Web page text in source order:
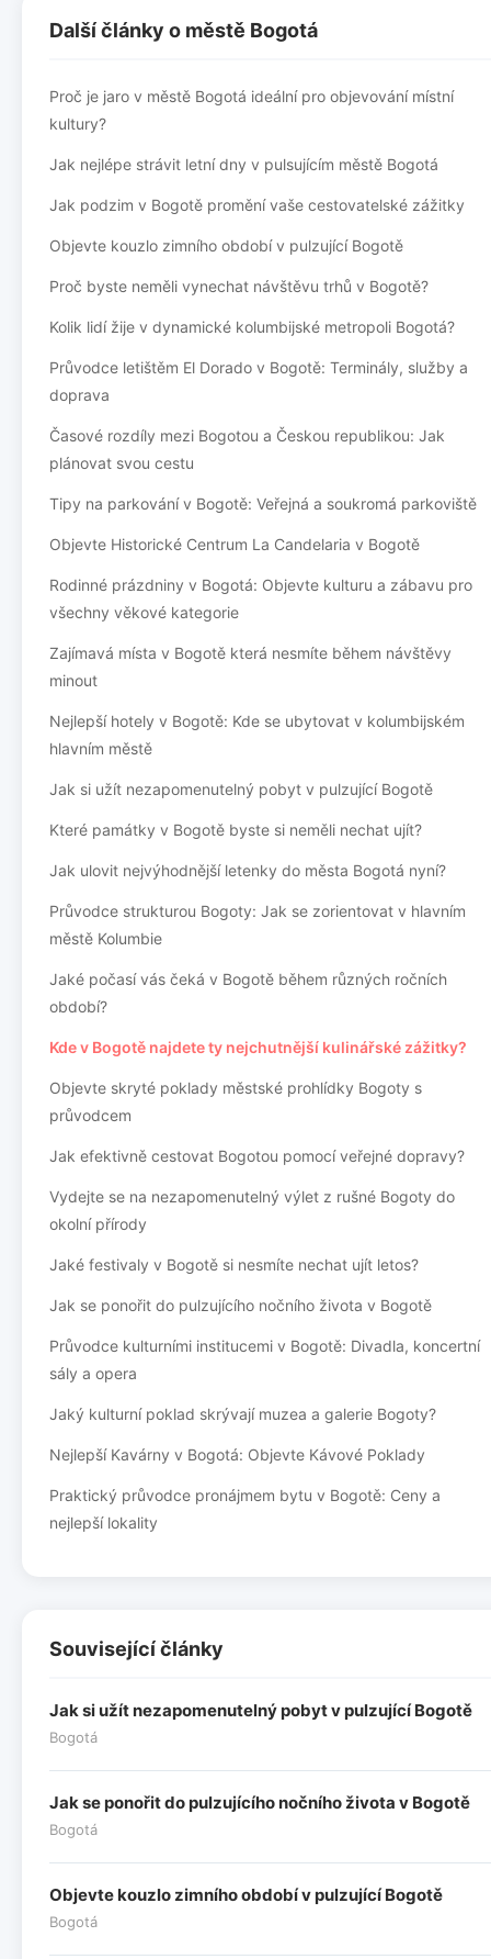
Další články o městě Bogotá
Proč je jaro v městě Bogotá ideální pro objevování místní
kultury?
Jak nejlépe strávit letní dny v pulsujícím městě Bogotá
Jak podzim v Bogotě promění vaše cestovatelské zážitky
Objevte kouzlo zimního období v pulzující Bogotě
Proč byste neměli vynechat návštěvu trhů v Bogotě?
Kolik lidí žije v dynamické kolumbijské metropoli Bogotá?
Průvodce letištěm El Dorado v Bogotě: Terminály, služby a
doprava
Časové rozdíly mezi Bogotou a Českou republikou: Jak
plánovat svou cestu
Tipy na parkování v Bogotě: Veřejná a soukromá parkoviště
Objevte Historické Centrum La Candelaria v Bogotě
Rodinné prázdniny v Bogotá: Objevte kulturu a zábavu pro
všechny věkové kategorie
Zajímavá místa v Bogotě která nesmíte během návštěvy
minout
Nejlepší hotely v Bogotě: Kde se ubytovat v kolumbijském
hlavním městě
Jak si užít nezapomenutelný pobyt v pulzující Bogotě
Které památky v Bogotě byste si neměli nechat ujít?
Jak ulovit nejvýhodnější letenky do města Bogotá nyní?
Průvodce strukturou Bogoty: Jak se zorientovat v hlavním
městě Kolumbie
Jaké počasí vás čeká v Bogotě během různých ročních
období?
Kde v Bogotě najdete ty nejchutnější kulinářské zážitky?
Objevte skryté poklady městské prohlídky Bogoty s
průvodcem
Jak efektivně cestovat Bogotou pomocí veřejné dopravy?
Vydejte se na nezapomenutelný výlet z rušné Bogoty do
okolní přírody
Jaké festivaly v Bogotě si nesmíte nechat ujít letos?
Jak se ponořit do pulzujícího nočního života v Bogotě
Průvodce kulturními institucemi v Bogotě: Divadla, koncertní
sály a opera
Jaký kulturní poklad skrývají muzea a galerie Bogoty?
Nejlepší Kavárny v Bogotá: Objevte Kávové Poklady
Praktický průvodce pronájmem bytu v Bogotě: Ceny a
nejlepší lokality
Související články
Jak si užít nezapomenutelný pobyt v pulzující Bogotě
Bogotá
Jak se ponořit do pulzujícího nočního života v Bogotě
Bogotá
Objevte kouzlo zimního období v pulzující Bogotě
Bogotá